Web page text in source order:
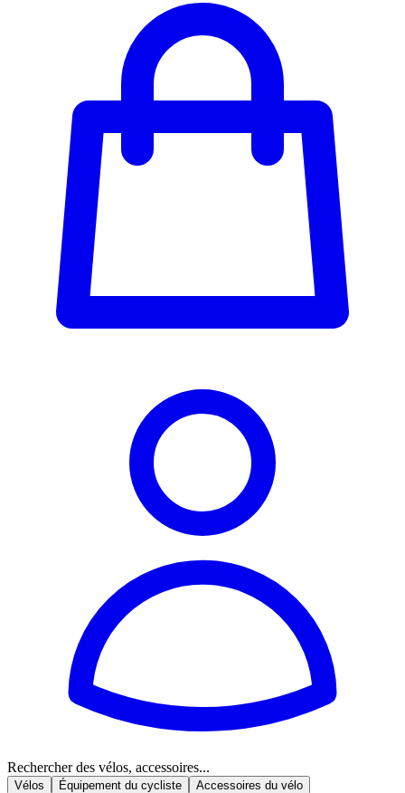
Rechercher des vélos, accessoires...
Vélos Équipement du cycliste Accessoires du vélo